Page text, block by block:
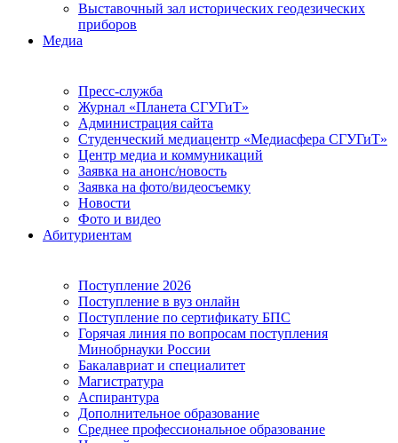
Выставочный зал исторических геодезических
приборов
Медиа
Пресс-служба
Журнал «Планета СГУГиТ»
Администрация сайта
Студенческий медиацентр «Медиасфера СГУГиТ»
Центр медиа и коммуникаций
Заявка на анонс/новость
Заявка на фото/видеосъемку
Новости
Фото и видео
Абитуриентам
Поступление 2026
Поступление в вуз онлайн
Поступление по сертификату БПС
Горячая линия по вопросам поступления
Минобрнауки России
Бакалавриат и специалитет
Магистратура
Аспирантура
Дополнительное образование
Среднее профессиональное образование